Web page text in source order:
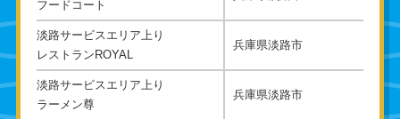
フードコート
淡路サービスエリア上り
レストランROYAL
兵庫県淡路市
淡路サービスエリア上り
ラーメン尊
兵庫県淡路市